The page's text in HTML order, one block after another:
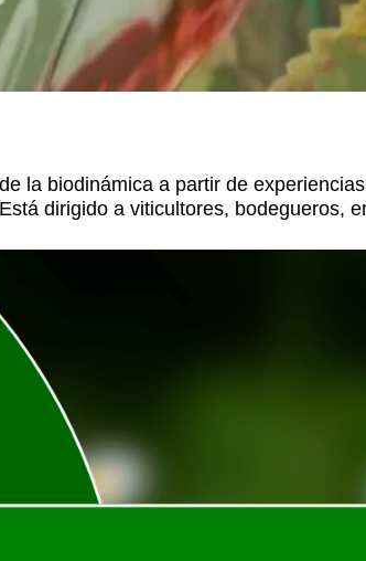
la biodinámica a partir de
dirigido a viticultores, bodegueros,